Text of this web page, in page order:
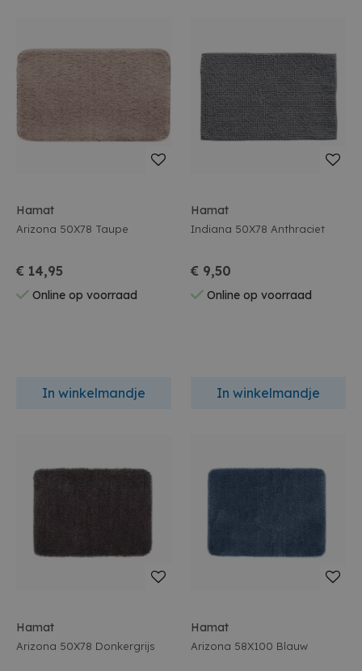
Hamat
Arizona 50X78 Taupe
€ 14,95
Online op voorraad
In winkelmandje
Hamat
Indiana 50X78 Anthraciet
€ 9,50
Online op voorraad
In winkelmandje
Hamat
Arizona 50X78 Donkergrijs
Hamat
Arizona 58X100 Blauw